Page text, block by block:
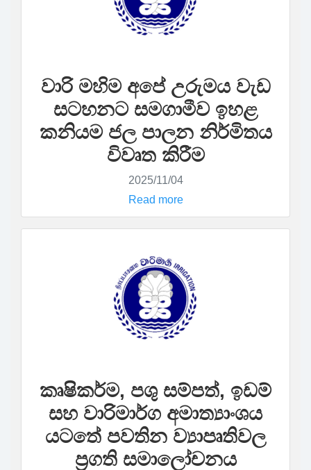
වාරි මහිම අපේ උරුමය වැඩ
සටහනට සමගාමීව ඉහළ
කනියම ජල පාලන නිර්මිතය‍
‍විවෘත කිරීම
2025/11/04
Read more
කෘෂිකර්ම, පශු සම්පත්, ඉඩම්
සහ වාරිමාර්ග අමාත්‍යාංශය
යටතේ පවතින ව්‍යාපෘතිවල
ප්‍රගති සමාලෝචනය